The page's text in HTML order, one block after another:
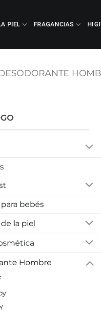
PIEL FRAGANCIAS
bebés
la piel
Hombre